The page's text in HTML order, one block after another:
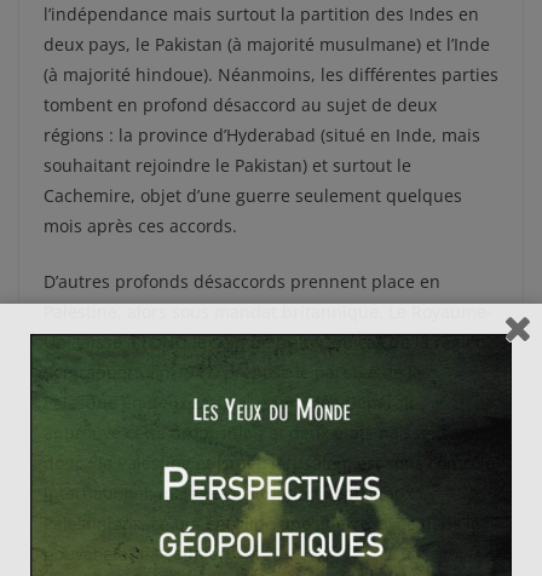
l’indépendance mais surtout la partition des Indes en
deux pays, le Pakistan (à majorité musulmane) et l’Inde
(à majorité hindoue). Néanmoins, les différentes parties
tombent en profond désaccord au sujet de deux
régions : la province d’Hyderabad (situé en Inde, mais
souhaitant rejoindre le Pakistan) et surtout le
Cachemire, objet d’une guerre seulement quelques
mois après ces accords.
D’autres profonds désaccords prennent place en
Palestine, alors sous mandat britannique. Le Royaume-
Uni laisse à l’ONU le soin de traiter du cas de la région.
Son rapport, fin 1947, propose le partage de la
Palestine en deux Etats. L’assemblée Générale
approuve cette proposition et deux états naissent
donc : la Palestine et Israël. Jérusalem est sous contrôle
international, mais cette situation déplaît aux
Palestiniens, ce qui entraîne une guerre civile dans le
nouvel état palestinien.